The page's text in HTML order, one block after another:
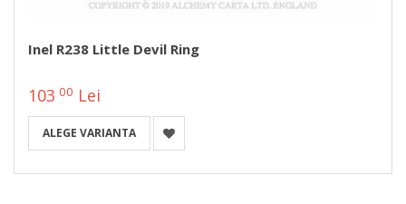
Inel R238 Little Devil Ring
103 00 Lei
ALEGE VARIANTA